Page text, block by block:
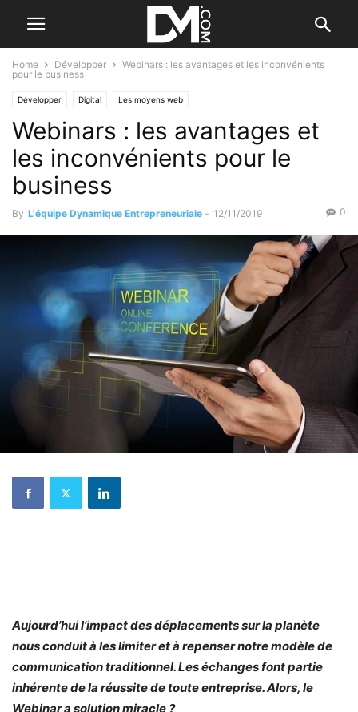
Home Développer
Webinars : les avantages et les inconvénients
pour le business
Développer Digital Les moyens web
Webinars : les avantages et
les inconvénients pour le
business
By L'équipe Dynamique Entrepreneuriale - 12/11/2019 0
Aujourd’hui l’impact des déplacements sur la planète
nous conduit à les limiter et à repenser notre modèle de
communication traditionnel. Les échanges font partie
inhérente de la réussite de toute entreprise. Alors, le
Webinar a solution miracle ?